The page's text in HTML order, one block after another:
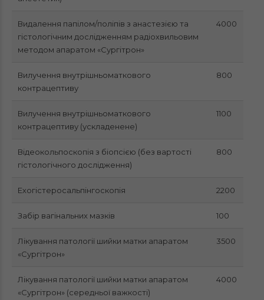
Видалення папілом/поліпів з анастезією та
гістологічним дослідженням радіохвильовим
методом апаратом «Сургітрон»
4000
Вилучення внутрішньоматкового
контрацептиву
800
Вилучення внутрішньоматкового
контрацептиву (ускладенене)
1100
Відеокольпоскопія з біопсією (без вартості
гістологічного дослідження)
800
Ехогістеросальпінгоскопія 2200
Забір вагінальних мазків 100
Лікування патології шийки матки апаратом
«Сургітрон»
3500
Лікування патології шийки матки апаратом
«Сургітрон» (середньої важкості)
4000